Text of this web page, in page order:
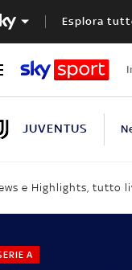
Esplora
JUVENTUS
e Highlights, tutto
A